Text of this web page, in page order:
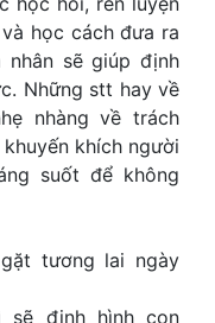
học cách đưa ra
sẽ giúp định
Những stt hay về
nhàng về trách
khích người
suốt để không
tương lai ngày
sẽ định hình con